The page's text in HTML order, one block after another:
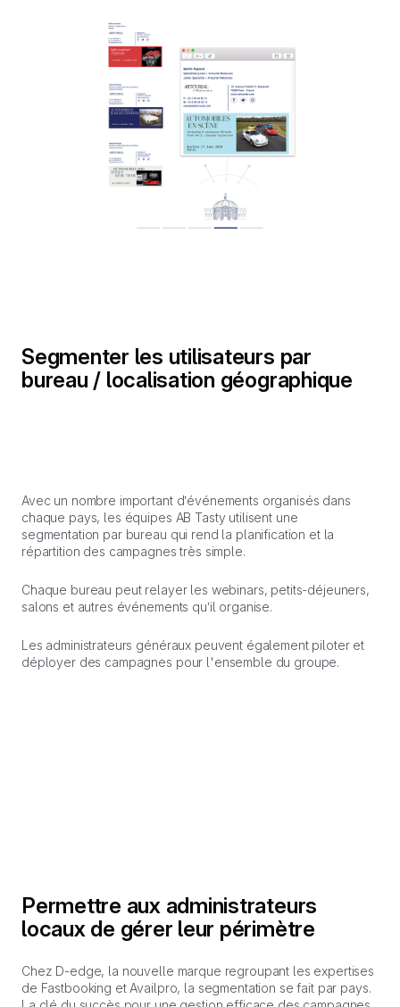
Segmenter les utilisateurs par
bureau / localisation géographique
Avec un nombre important d’événements organisés dans
chaque pays, les équipes AB Tasty utilisent une
segmentation par bureau qui rend la planification et la
répartition des campagnes très simple.
Chaque bureau peut relayer les webinars, petits-déjeuners,
salons et autres événements qu’il organise.
Les administrateurs généraux peuvent également piloter et
déployer des campagnes pour l'ensemble du groupe.
Permettre aux administrateurs
locaux de gérer leur périmètre
Chez D-edge, la nouvelle marque regroupant les expertises
de Fastbooking et Availpro, la segmentation se fait par pays.